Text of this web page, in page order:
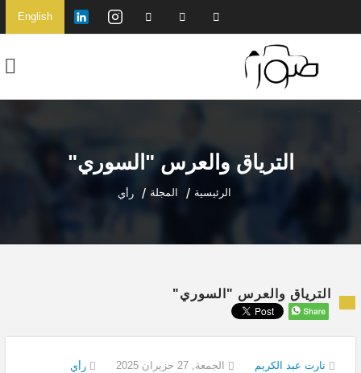
English
الترياق والعرس "السوري"
الرئيسية المجلة رأي
الترياق والعرس "السوري"
نارت عبد الكريم الجمعة, 27 حزيران 2025
رأي